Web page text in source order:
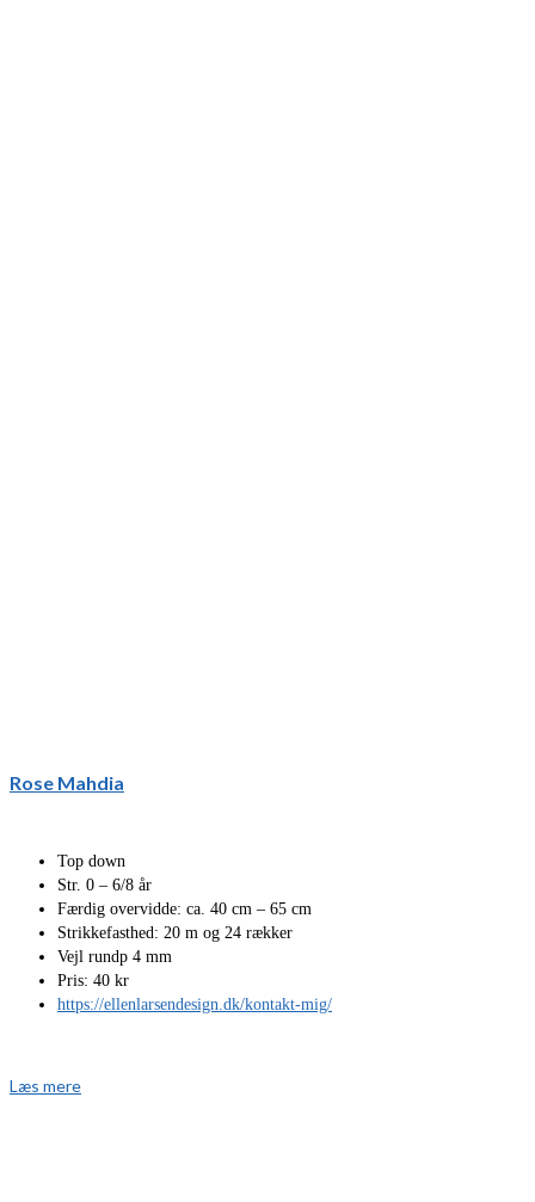
Rose Mahdia
Top down
Str. 0 – 6/8 år
Færdig overvidde: ca. 40 cm – 65 cm
Strikkefasthed: 20 m og 24 rækker
Vejl rundp 4 mm
Pris: 40 kr
https://ellenlarsendesign.dk/kontakt-mig/
Læs mere